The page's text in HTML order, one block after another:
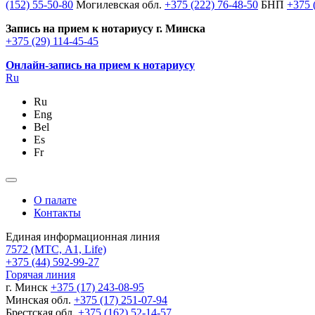
(152) 55-50-80 Могилевская обл. +375 (222) 76-48-50 БНП +375
Запись на прием к нотариусу г. Минска
+375 (29) 114-45-45
Онлайн-запись на прием к нотариусу
Ru
Ru
Eng
Bel
Es
Fr
О палате
Контакты
Единая информационная линия
7572 (МТС, A1, Life)
+375 (44) 592-99-27
Горячая линия
г. Минск +375 (17) 243-08-95
Минская обл. +375 (17) 251-07-94
Брестская обл. +375 (162) 52-14-57